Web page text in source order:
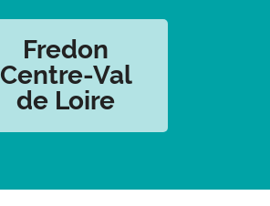
Fredon
Centre-Val
de Loire